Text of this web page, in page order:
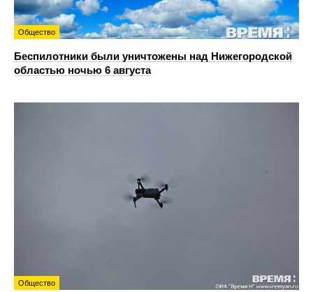
Общество
Беспилотники были уничтожены над Нижегородской
областью ночью 6 августа
Общество